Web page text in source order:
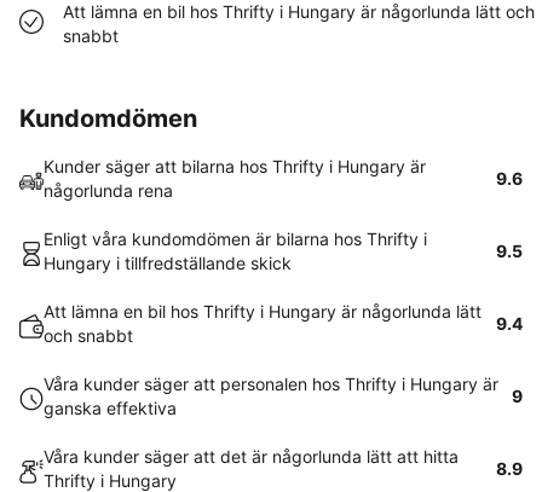
Att lämna en bil hos Thrifty i Hungary är någorlunda lätt och
snabbt
Kundomdömen
Kunder säger att bilarna hos Thrifty i Hungary är
någorlunda rena
9.6
Enligt våra kundomdömen är bilarna hos Thrifty i
Hungary i tillfredställande skick
9.5
Att lämna en bil hos Thrifty i Hungary är någorlunda lätt
och snabbt
9.4
Våra kunder säger att personalen hos Thrifty i Hungary är
ganska effektiva
9
Våra kunder säger att det är någorlunda lätt att hitta
Thrifty i Hungary
8.9